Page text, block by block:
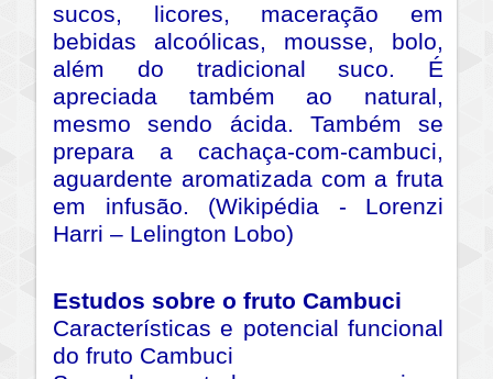
sucos, licores, maceração em
bebidas alcoólicas, mousse, bolo,
além do tradicional suco. É
apreciada também ao natural,
mesmo sendo ácida. Também se
prepara a cachaça-com-cambuci,
aguardente aromatizada com a fruta
em infusão. (Wikipédia - Lorenzi
Harri – Lelington Lobo)
Estudos sobre o fruto Cambuci
Características e potencial funcional
do fruto Cambuci